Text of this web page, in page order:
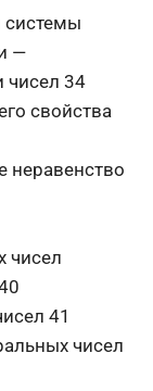
системы
—
чисел 34
свойства
неравенство
чисел
41
чисел